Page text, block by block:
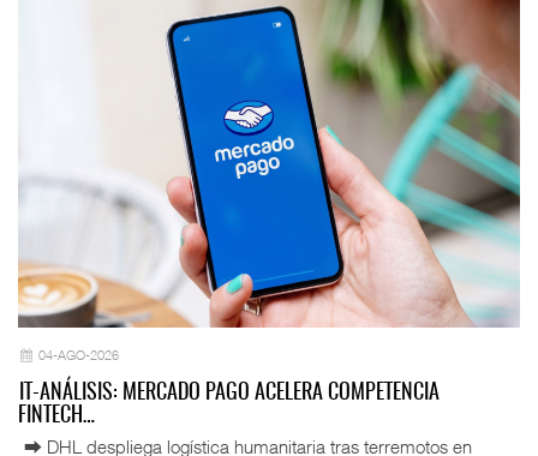
04-AGO-2026
IT-ANÁLISIS: MERCADO PAGO ACELERA COMPETENCIA
FINTECH…
⮕ DHL despliega logística humanitaria tras terremotos en